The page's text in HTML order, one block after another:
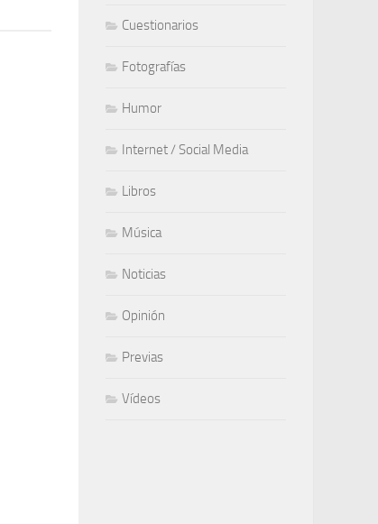
Cuestionarios
Fotografías
Humor
Internet / Social Media
Libros
Música
Noticias
Opinión
Previas
Vídeos